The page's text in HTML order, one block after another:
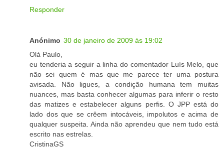
Responder
Anónimo 30 de janeiro de 2009 às 19:02
Olá Paulo,
eu tenderia a seguir a linha do comentador Luís Melo, que
não sei quem é mas que me parece ter uma postura
avisada. Não ligues, a condição humana tem muitas
nuances, mas basta conhecer algumas para inferir o resto
das matizes e estabelecer alguns perfis. O JPP está do
lado dos que se crêem intocáveis, impolutos e acima de
qualquer suspeita. Ainda não aprendeu que nem tudo está
escrito nas estrelas.
CristinaGS